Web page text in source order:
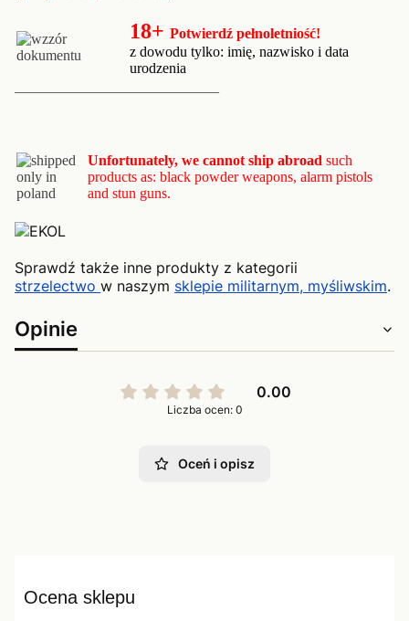
18+ Potwierdź pełnoletniość!
z dowodu tylko: imię, nazwisko i data
urodzenia
Unfortunately, we cannot ship abroad such
products as: black powder weapons, alarm pistols
and stun guns.
Sprawdź także inne produkty z kategorii
strzelectwo w naszym sklepie militarnym, myśliwskim.
Opinie
0.00
Liczba ocen: 0
Oceń i opisz
Ocena sklepu